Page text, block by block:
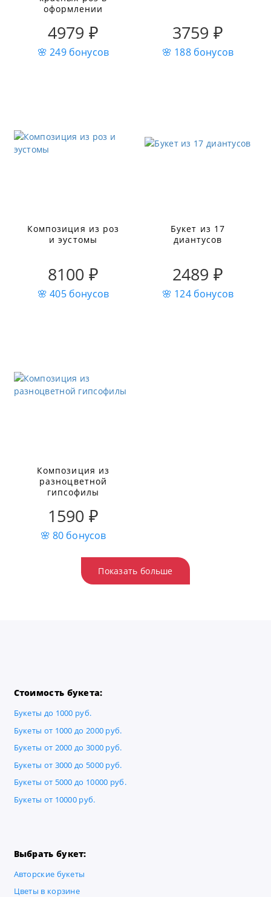
оформлении
4979 ₽
🌸 249 бонусов
3759 ₽
🌸 188 бонусов
Композиция из роз
и эустомы
8100 ₽
🌸 405 бонусов
Букет из 17
диантусов
2489 ₽
🌸 124 бонусов
Композиция из
разноцветной
гипсофилы
1590 ₽
🌸 80 бонусов
Показать больше
Стоимость букета:
Букеты до 1000 руб.
Букеты от 1000 до 2000 руб.
Букеты от 2000 до 3000 руб.
Букеты от 3000 до 5000 руб.
Букеты от 5000 до 10000 руб.
Букеты от 10000 руб.
Выбрать букет:
Авторские букеты
Цветы в корзине